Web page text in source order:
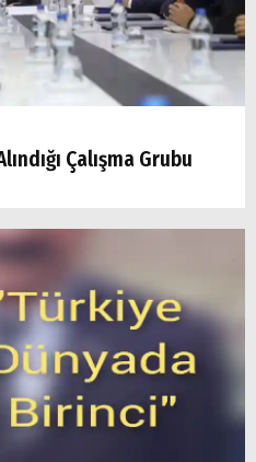
Çalışma Grubu